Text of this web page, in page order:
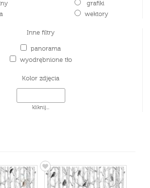
grafiki
wektory
Inne filtry
panorama
wyodrębnione tło
Kolor zdjęcia
kliknij...